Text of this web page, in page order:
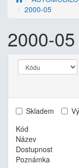
2000-05
2000-05
Skladem
Kód
Název
Dostupnost
Poznámka